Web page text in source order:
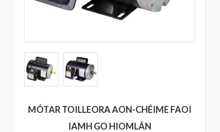
MÓTAR TOILLEORA AON-CHÉIME FAOI
IAMH GO HIOMLÁN